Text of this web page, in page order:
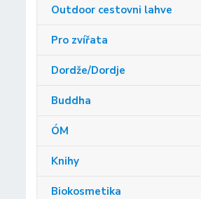
Outdoor cestovni lahve
Pro zvířata
Dordže/Dordje
Buddha
ÓM
Knihy
Biokosmetika